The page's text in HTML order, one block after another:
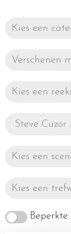
Kies een
Verschenen
Kies een
Steve Cuzor
Kies een
Kies een